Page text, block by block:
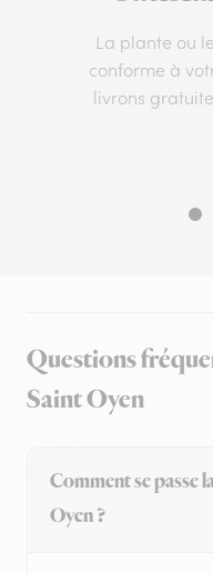
La plante ou
conforme à
livrons
Questions
Saint Oyen
Comment se passe
Oyen ?